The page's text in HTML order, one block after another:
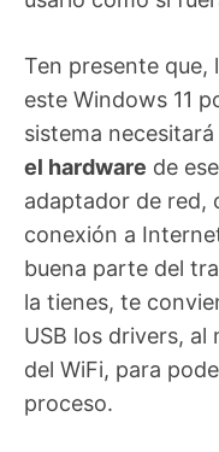
Ten presente que,
este Windows 11
sistema necesitará
el hardware de
adaptador de red,
conexión a
buena parte del
la tienes, te
USB los drivers, al
del WiFi, para
proceso.